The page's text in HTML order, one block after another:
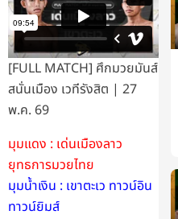
[FULL MATCH] ศึกมวยมันส์
สนั่นเมือง เวทีรังสิต | 27
พ.ค. 69
มุมแดง : เด่นเมืองลาว
ยุทธการมวยไทย
มุมน้ำเงิน : เขาตะเว ทาวน์อิน
ทาวน์ยิมส์